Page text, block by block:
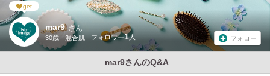
mar9 さん
30歳 混合肌 1 フォロー
mar9さんのQ&A
get